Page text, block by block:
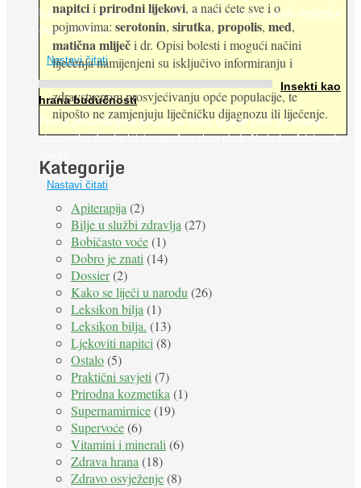
kukcima jer vlada uvjerenje da će krušku oprašiti pčele medarice
(Apis mellifera). ...
Nastavi čitati
Insekti kao
hrana budućnosti
Prema predviđanjima FAO-a do 2050. godine život 9 milijardi
stanovnika Zemlje bit će ugrožen zbog gladi. Nadu (možda) nude
Nastavi čitati
napitciiprirodni lijekovi, a naći ćete sve i o
pojmovima: serotonin, sirutka, propolis, med,
matična mliječi dr. Opisi bolesti i mogući načini
liječenja namijenjeni su isključivo informiranju i
zdravstvenom prosvjećivanju opće populacije, te
nipošto ne zamjenjuju liječničku dijagnozu ili liječenje.
Kategorije
Apiterapija (2)
Bilje u službi zdravlja (27)
Bobičasto voće(1)
Dobro je znati (14)
Dossier(2)
Kako se liječi u narodu (26)
Leksikon bilja (1)
Leksikon bilja. (13)
Ljekoviti napitci (8)
Ostalo(5)
Praktični savjeti (7)
Prirodna kozmetika (1)
Supernamirnice(19)
Supervoće(6)
Vitamini i minerali (6)
Zdrava hrana (18)
Zdravo osvježenje(8)